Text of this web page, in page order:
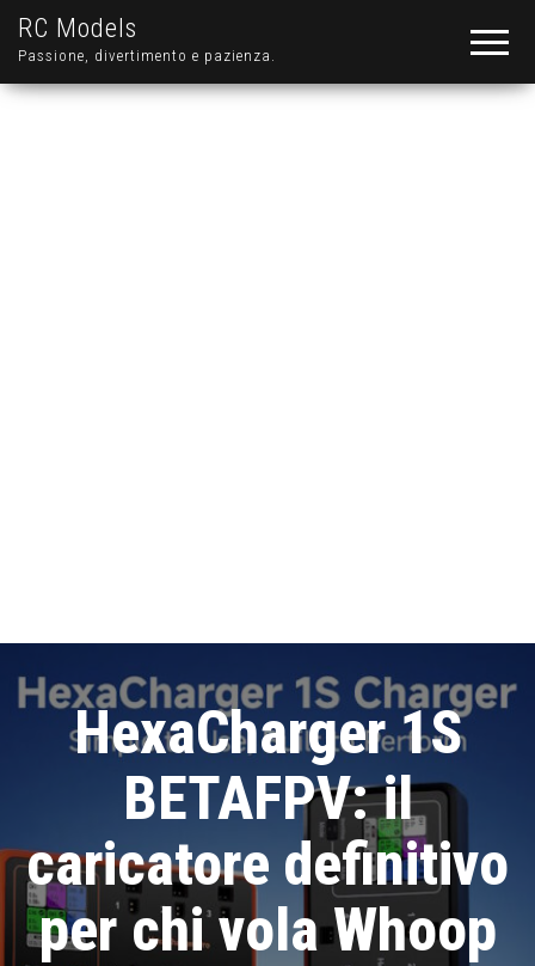
RC Models
Passione, divertimento e pazienza.
HexaCharger 1S
BETAFPV: il
caricatore definitivo
per chi vola Whoop